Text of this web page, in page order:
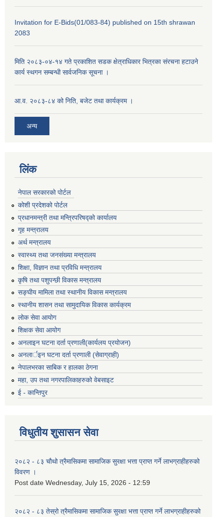
Invitation for E-Bids(01/083-84) published on 15th shrawan
2083
मिति २०८३-०४-१४ गते प्रकाशित सडक क्षेत्राधिकार भित्रका संरचना हटाउने
कार्य स्थगन सम्बन्धी सार्वजनिक सूचना ।
आ.व. २०८३-८४ को निति, बजेट तथा कार्यक्रम ।
अन्य
लिंक
नेपाल सरकारको पोर्टल
कोशी प्रदेशको पोर्टल
प्रधानमन्‍त्री तथा मन्‍त्रिपरिषद्को कार्यालय
गृह मन्‍त्रालय
अर्थ मन्त्रालय
स्वास्थ्य तथा जनसंख्या मन्त्रालय
शिक्षा, विज्ञान तथा प्रविधि मन्त्रालय
कृषि तथा पशुपन्छी विकास मन्त्रालय
सङ्घीय मामिला तथा स्थानीय विकास मन्त्रालय
स्थानीय शासन तथा सामुदायिक विकास कार्यक्रम
लोक सेवा आयोग
शिक्षक सेवा आयोग
अनलाइन घटना दर्ता प्रणाली(कार्यलय प्रयोजन)
अनलार्इन घटना दर्ता प्रणाली (सेवाग्राही)
नेपालभरका साबिक र हालका ठेगना
महा, उप तथा नगरपालिकाहरुको वेबसाइट
ई - कान्तिपुर
विधुतीय शुसासन सेवा
२०८२ - ८३ चौथो त्रैमासिकमा सामाजिक सुरक्षा भत्ता प्राप्त गर्ने लाभग्राहीहरुको
विवरण ।
Post date Wednesday, July 15, 2026 - 12:59
२०८२ - ८३ तेस्रो त्रैमासिकमा सामाजिक सुरक्षा भत्ता प्राप्त गर्ने लाभग्राहीहरुको